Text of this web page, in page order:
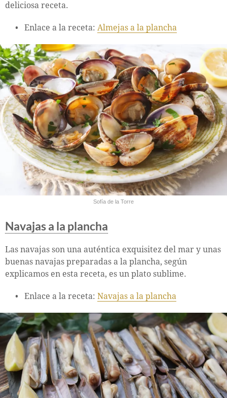
deliciosa receta.
Enlace a la receta: Almejas a la plancha
Sofía de la Torre
Navajas a la plancha
Las navajas son una auténtica exquisitez del mar y unas
buenas navajas preparadas a la plancha, según
explicamos en esta receta, es un plato sublime.
Enlace a la receta: Navajas a la plancha